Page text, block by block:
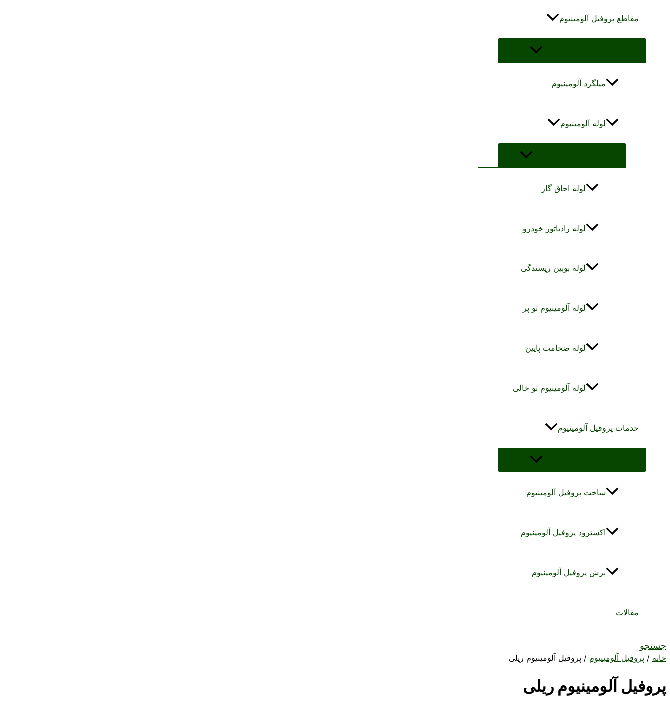
مقاطع پروفیل آلومینیوم
میلگرد آلومینیوم
لوله آلومینیوم
لوله اجاق گاز
لوله رادیاتور خودرو
لوله بوبین ریسندگی
لوله آلومینیوم تو پر
لوله ضخامت پایین
لوله آلومینیوم تو خالی
خدمات پروفیل آلومینیوم
ساخت پروفیل آلومینیوم
اکسترود پروفیل آلومینیوم
برش پروفیل آلومینیوم
مقالات
جستجو
خانه / پروفیل آلومینیوم / پروفیل آلومینیوم ریلی
پروفیل آلومینیوم ریلی